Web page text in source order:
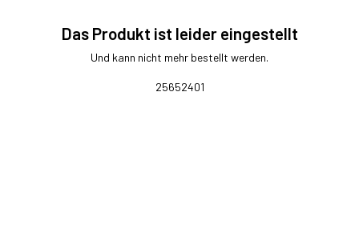
Das Produkt ist leider eingestellt
Und kann nicht mehr bestellt werden.
25652401